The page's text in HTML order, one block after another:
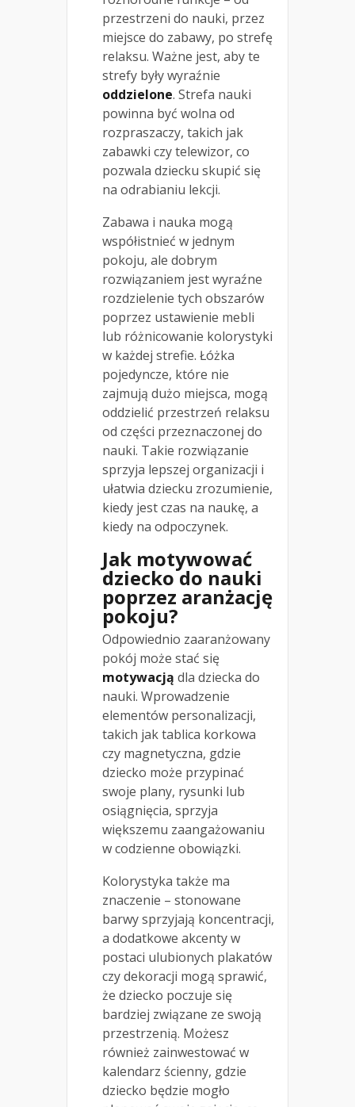
przestrzeni do nauki, przez
miejsce do zabawy, po strefę
relaksu. Ważne jest, aby te
strefy były wyraźnie
oddzielone. Strefa nauki
powinna być wolna od
rozpraszaczy, takich jak
zabawki czy telewizor, co
pozwala dziecku skupić się
na odrabianiu lekcji.
Zabawa i nauka mogą
współistnieć w jednym
pokoju, ale dobrym
rozwiązaniem jest wyraźne
rozdzielenie tych obszarów
poprzez ustawienie mebli
lub różnicowanie kolorystyki
w każdej strefie. Łóżka
pojedyncze, które nie
zajmują dużo miejsca, mogą
oddzielić przestrzeń relaksu
od części przeznaczonej do
nauki. Takie rozwiązanie
sprzyja lepszej organizacji i
ułatwia dziecku zrozumienie,
kiedy jest czas na naukę, a
kiedy na odpoczynek.
Jak motywować
dziecko do nauki
poprzez aranżację
pokoju?
Odpowiednio zaaranżowany
pokój może stać się
motywacją dla dziecka do
nauki. Wprowadzenie
elementów personalizacji,
takich jak tablica korkowa
czy magnetyczna, gdzie
dziecko może przypinać
swoje plany, rysunki lub
osiągnięcia, sprzyja
większemu zaangażowaniu
w codzienne obowiązki.
Kolorystyka także ma
znaczenie – stonowane
barwy sprzyjają koncentracji,
a dodatkowe akcenty w
postaci ulubionych plakatów
czy dekoracji mogą sprawić,
że dziecko poczuje się
bardziej związane ze swoją
przestrzenią. Możesz
również zainwestować w
kalendarz ścienny, gdzie
dziecko będzie mogło